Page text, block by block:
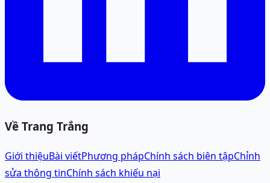
Về Trang Trắng
Giới thiệuBài viếtPhương phápChính sách biên tậpChỉnh
sửa thông tinChính sách khiếu nại